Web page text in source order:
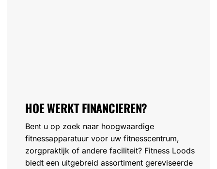
HOE WERKT FINANCIEREN?
Bent u op zoek naar hoogwaardige
fitnessapparatuur voor uw fitnesscentrum,
zorgpraktijk of andere faciliteit? Fitness Loods
biedt een uitgebreid assortiment gereviseerde